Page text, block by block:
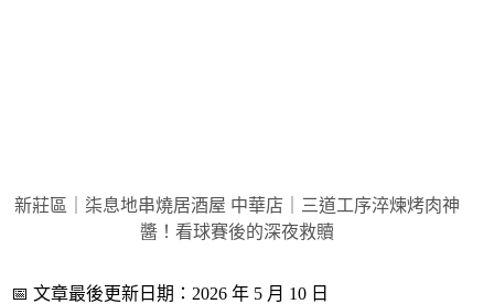
新莊區｜柒息地串燒居酒屋 中華店｜三道工序淬煉烤肉神
醬！看球賽後的深夜救贖
📅 文章最後更新日期：2026 年 5 月 10 日